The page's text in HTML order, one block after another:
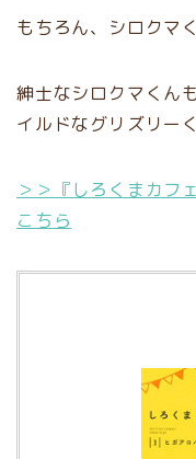
もちろん、シロクマ
紳士なシロクマくん
イルドなグリズリー
＞＞『しろくまカフ
こちら